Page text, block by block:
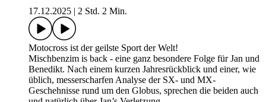
17.12.2025
2 Std. 2 Min.
Motocross ist der geilste Sport der Welt!
Mischbenzim is back - eine ganz besondere Folge für Jan und
Benedikt. Nach einem kurzen Jahresrückblick und einer, wie
üblich, messerscharfen Analyse der SX- und MX-
Geschehnisse rund um den Globus, sprechen die beiden auch